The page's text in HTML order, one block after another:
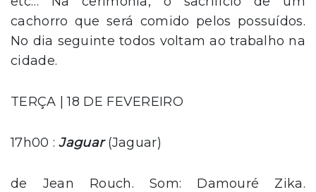
cachorro que será comido pelos possuídos.
No dia seguinte todos voltam ao trabalho na
cidade.
TERÇA | 18 DE FEVEREIRO
17h00 :Jaguar(Jaguar)
de Jean Rouch. Som: Damouré Zika.